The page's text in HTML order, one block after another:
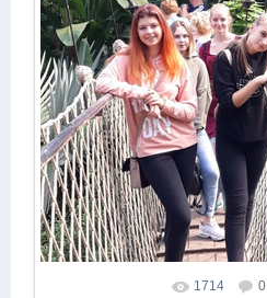
В реальном размере
1714 0